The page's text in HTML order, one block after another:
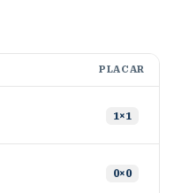
PLACAR
1×1
0×0